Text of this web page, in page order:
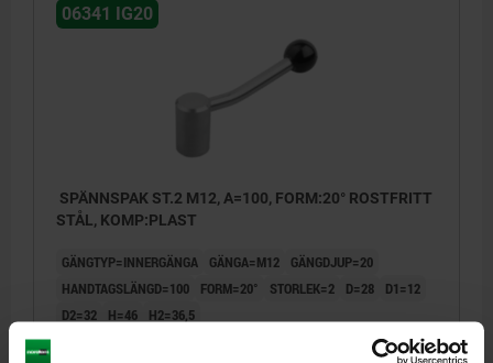
06341 IG20
SPÄNNSPAK ST.2 M12, A=100, FORM:20° ROSTFRITT
STÅL, KOMP:PLAST
GÄNGTYP=INNERGÄNGA GÄNGA=M12
GÄNGDJUP=20
HANDTAGSLÄNGD=100
FORM=20° STORLEK=2 D=28
D1=12
D2=32
H=46 H2=36,5